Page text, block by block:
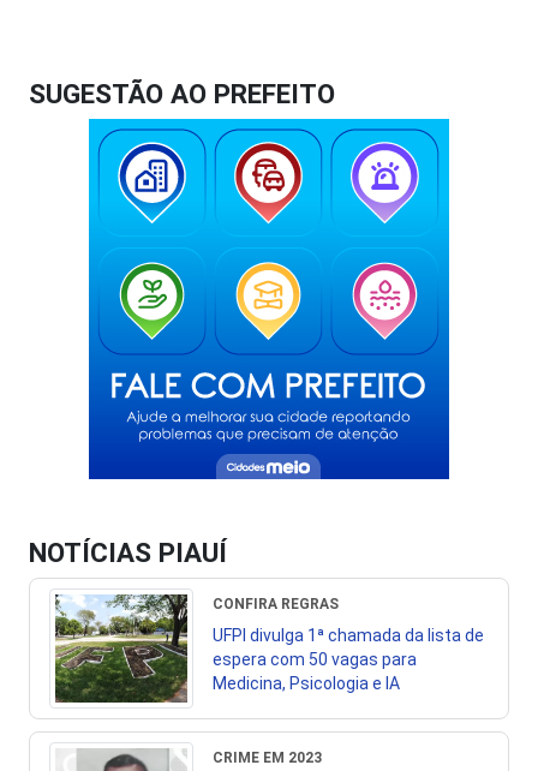
SUGESTÃO AO PREFEITO
NOTÍCIAS PIAUÍ
CONFIRA REGRAS
UFPI divulga 1ª chamada da lista de
espera com 50 vagas para
Medicina, Psicologia e IA
CRIME EM 2023